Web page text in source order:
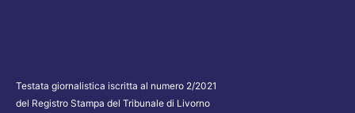
Testata giornalistica iscritta al numero 2/2021
del Registro Stampa del Tribunale di Livorno